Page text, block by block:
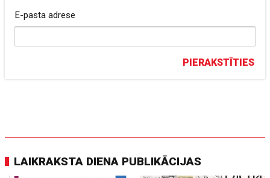
E-pasta adrese
PIERAKSTĪTIES
LAIKRAKSTA DIENA PUBLIKĀCIJAS